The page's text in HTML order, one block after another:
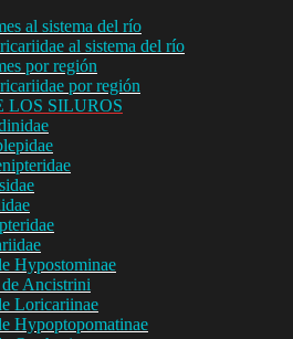
al sistema del río
al sistema del río
por región
por región
LOS SILUROS
Hypostominae
Ancistrini
Loricariinae
Hypoptopomatinae